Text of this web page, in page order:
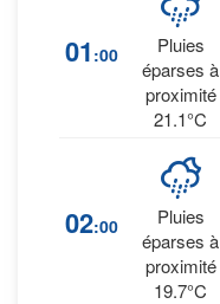
01 :00
Pluies
éparses à
proximité
21.1°C
02:00
Pluies
éparses à
proximité
19.7°C